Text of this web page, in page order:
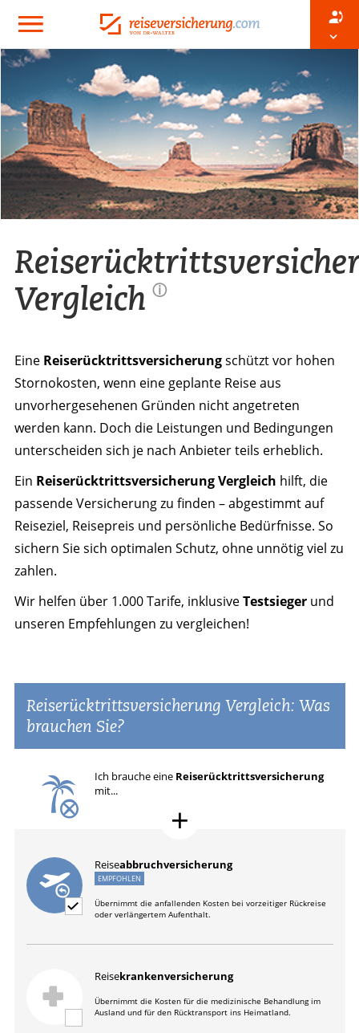
Vergleichⓘ
Eine Reiserücktrittsversicherungschützt vor hohen
Stornokosten, wenn eine geplante Reise aus
unvorhergesehenen Gründen nicht angetreten
werden kann. Doch die Leistungen und Bedingungen
unterscheiden sich je nach Anbieter teils erheblich.
Ein Reiserücktrittsversicherung Vergleich hilft, die
passende Versicherung zu finden – abgestimmt auf
Reiseziel, Reisepreis und persönliche Bedürfnisse. So
sichern Sie sich optimalen Schutz, ohne unnötig viel zu
zahlen.
Wir helfen über 1.000 Tarife, inklusiveTestsiegerund
unseren Empfehlungen zu vergleichen!
Reiserücktrittsversicherung Vergleich: Was
brauchen Sie?
Ich brauche eine Reise­rücktritts­versicherung
mit...
Reiseabbruchversicherung
EMPFOHLEN
Übernimmt die anfallenden Kosten bei vorzeitiger Rückreise
oder verlängertem Aufenthalt.
Reisekrankenversicherung
Übernimmt die Kosten für die medizinische Behandlung im
Ausland und für den Rücktransport ins Heimatland.